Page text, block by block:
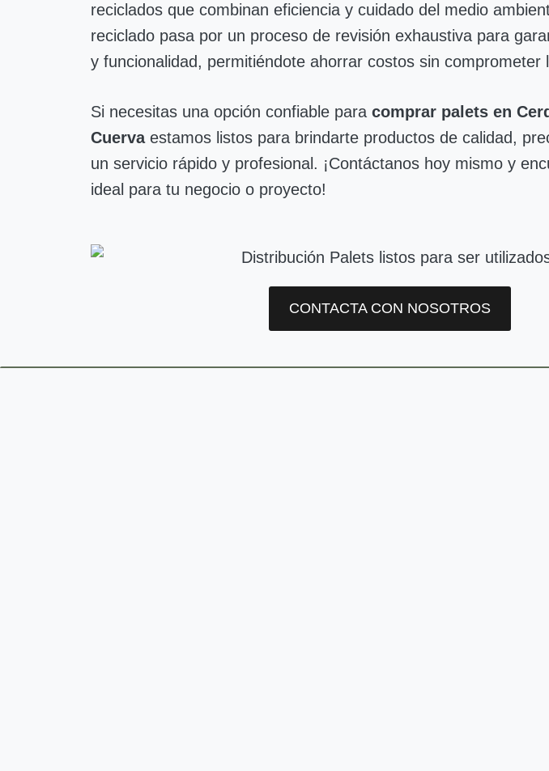
reciclados que combinan eficiencia y cuidado del medio
reciclado pasa por un proceso de revisión exhaustiva para
y funcionalidad, permitiéndote ahorrar costos sin comprometer
Si necesitas una opción confiable para comprar palets en
Cuervaestamos listos para brindarte productos de calidad,
un servicio rápido y profesional. ¡Contáctanos hoy mismo y
ideal para tu negocio o proyecto!
CONTACTA CON NOSOTROS